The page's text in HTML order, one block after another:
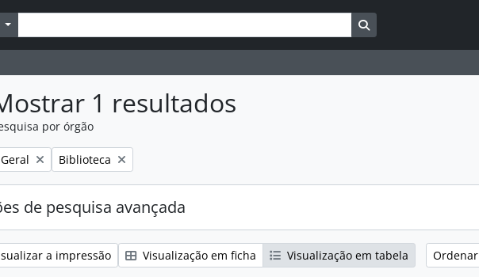
Opções de busca Busque na página
1 resultados
por órgão
filtro: Remover filtro:
Biblioteca
de pesquisa avançada
a impressão Visualização em ficha Visualização em tabela